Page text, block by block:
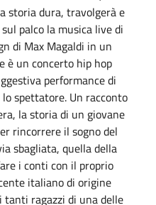
storia dura, travolgerà e
palco la musica live di
di Max Magaldi in un
è un concerto hip hop
performance di
spettatore. Un racconto
la storia di un giovane
rincorrere il sogno del
sbagliata, quella della
i conti con il proprio
italiano di origine
tanti ragazzi di una delle